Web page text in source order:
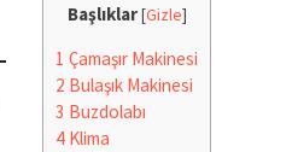
Başlıklar [Gizle]
1 Çamaşır Makinesi
2 Bulaşık Makinesi
3 Buzdolabı
4 Klima